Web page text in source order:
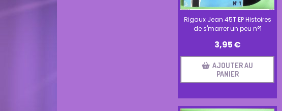
Rigaux Jean 45T EP Histoires
de s'marrer un peu n°1
3,95€
AJOUTER AU
PANIER